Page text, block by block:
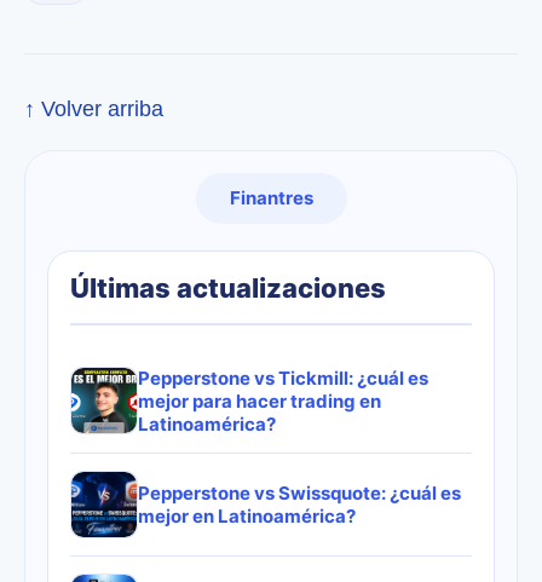
↑ Volver arriba
Finantres
Últimas actualizaciones
Pepperstone vs Tickmill: ¿cuál es
mejor para hacer trading en
Latinoamérica?
Pepperstone vs Swissquote: ¿cuál es
mejor en Latinoamérica?